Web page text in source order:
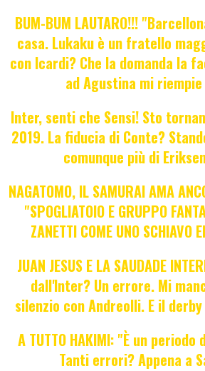
BUM-BUM LAUTARO!!!
casa. Lukaku è un fratello
con Icardi? Che la domanda la
ad Agustina mi
Inter, senti che Sensi! Sto
2019. La fiducia di Conte?
comunque più di
NAGATOMO, IL SAMURAI AMA
"SPOGLIATOIO E GRUPPO
ZANETTI COME UNO SCHIAVO
JUAN JESUS E LA SAUDADE
dall'Inter? Un errore. Mi
silenzio con Andreolli. E il
A TUTTO HAKIMI: "È un
Tanti errori? Appena a